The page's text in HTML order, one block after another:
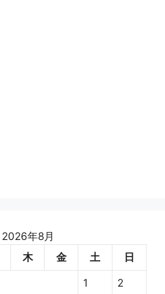
2026年8月
木 金 土 日
1 2